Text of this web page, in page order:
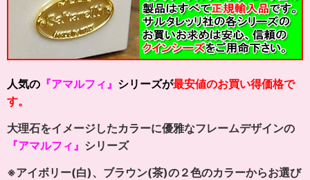
人気の 『アマルフィ』 シリーズが最安値のお買い得価格で
す。
大理石をイメージしたカラーに優雅なフレームデザインの
『アマルフィ』 シリーズ
※アイボリー(白)、ブラウン(茶)の２色のカラーからお選び